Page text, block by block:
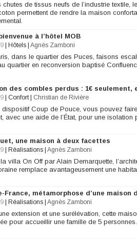
chutes de tissus neufs de l’industrie textile,
permettent de rendre la maison
à l’hôtel MOB
Hôtels Agnès Zamboni
dans le quartier des Puces, faisons
quartier en reconversion baptisé
des combles perdus : 1€ seulement,
Confort| Christian de Rivière
dispositif Coup de Pouce, vous pouvez
avec une aide de l’État, pour une isolation
une maison à deux facettes
Réalisations Agnès Zamboni
villa On Off par Alain Demarquette,
remplace avantageusement une
France, métamorphose d’une maison
Réalisations Agnès Zamboni
extension et une surélévation, cette
pour accueillir une famille de 5